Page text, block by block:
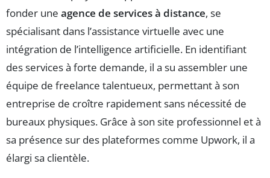
fonder une agence de services à distance, se
spécialisant dans l’assistance virtuelle avec une
intégration de l’intelligence artificielle. En identifiant
des services à forte demande, il a su assembler une
équipe de freelance talentueux, permettant à son
entreprise de croître rapidement sans nécessité de
bureaux physiques. Grâce à son site professionnel et à
sa présence sur des plateformes comme Upwork, il a
élargi sa clientèle.